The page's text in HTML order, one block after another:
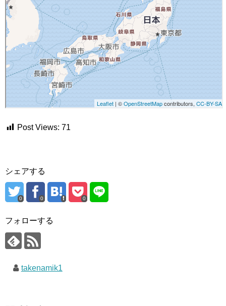
Post Views: 71
シェアする
0 0 0
フォローする
takenamik1